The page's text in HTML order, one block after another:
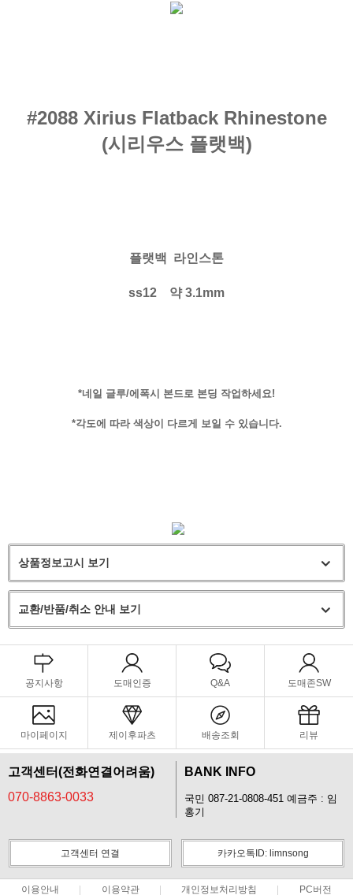
#2088 Xirius Flatback Rhinestone
(시리우스 플랫백)
플랫백 라인스톤
ss12 약 3.1mm
*네일 글루/에폭시 본드로 본딩 작업하세요!
*각도에 따라 색상이 다르게 보일 수 있습니다.
상품정보고시 보기
교환/반품/취소 안내 보기
공지사항 도매인증 Q&A 도매존SW
마이페이지 제이후파츠 배송조회 리뷰
고객센터(전화연결어려움)
070-8863-0033
BANK INFO
국민 087-21-0808-451 예금주 : 임
홍기
고객센터 연결 카카오톡ID: limnsong
이용안내 이용약관 개인정보처리방침 PC버전